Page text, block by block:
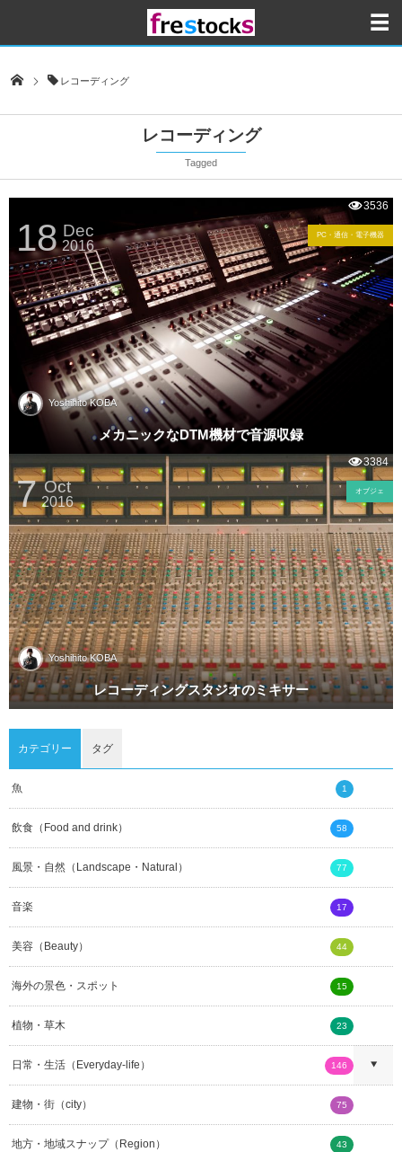
レコーディング
レコーディング
Tagged
Yoshihito KOBA
メカニックなDTM機材で音源収録
18 Dec
2016
PC・通信・電子機器
3536
Yoshihito KOBA
レコーディングスタジオのミキサー
7 Oct
2016
オブジェ
3384
カテゴリー タグ
魚 1
飲食（Food and drink） 58
風景・自然（Landscape・Natural） 77
音楽 17
美容（Beauty） 44
海外の景色・スポット 15
植物・草木 23
日常・生活（Everyday-life） 146
建物・街（city） 75
地方・地域スナップ（Region） 43